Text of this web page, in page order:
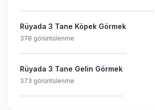
Rüyada 3 Tane Köpek Görmek
378 görüntülenme
Rüyada 3 Tane Gelin Görmek
373 görüntülenme